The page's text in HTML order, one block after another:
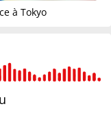
à Tokyo